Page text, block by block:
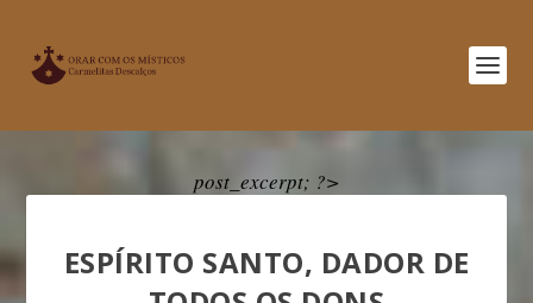
post_excerpt; ?>
ESPÍRITO SANTO, DADOR DE